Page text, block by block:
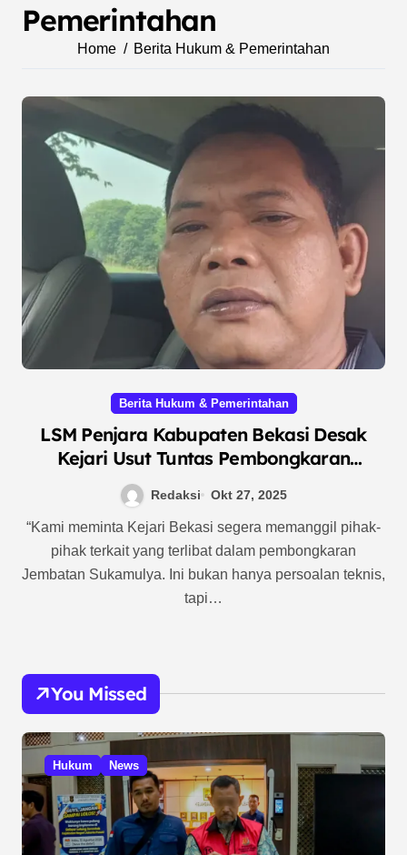
Pemerintahan
Home Berita Hukum & Pemerintahan
Berita Hukum & Pemerintahan
LSM Penjara Kabupaten Bekasi Desak
Kejari Usut Tuntas Pembongkaran
Jembatan Sukamulya Tanpa Prosedur
Redaksi Okt 27, 2025
“Kami meminta Kejari Bekasi segera memanggil pihak-
pihak terkait yang terlibat dalam pembongkaran
Jembatan Sukamulya. Ini bukan hanya persoalan teknis,
tapi…
You Missed
Hukum News